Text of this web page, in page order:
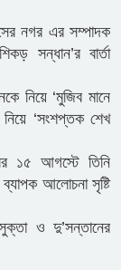
নগর এর সম্পাদক
সন্ধান’র বার্তা
নিয়ে ‘মুজিব মানে
নিয়ে ‘সংশপ্তক শেখ
১৫ আগস্টে তিনি
আলোচনা সৃষ্টি
ও দু’সন্তানের